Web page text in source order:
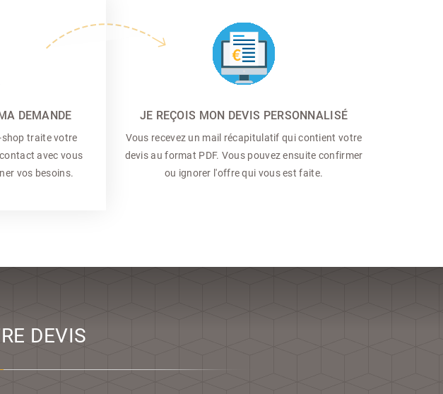
DEMANDE
shop traite votre
avec vous
vos besoins.
JE REÇOIS MON DEVIS PERSONNALISÉ
Vous recevez un mail récapitulatif qui contient votre
devis au format PDF. Vous pouvez ensuite confirmer
ou ignorer l'offre qui vous est faite.
DEVIS